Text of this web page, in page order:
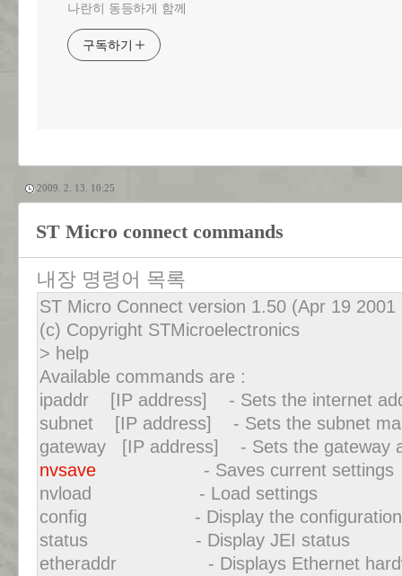
나란히 동등하게 함께
구독하기
2009. 2. 13. 10:25
ST Micro connect commands
내장 명령어 목록
ST Micro Connect version 1.50 (Apr 19 2001
(c) Copyright STMicroelectronics
> help
Available commands are :
ipaddr [IP address] - Sets the internet
subnet [IP address] - Sets the subnet
gateway [IP address] - Sets the gateway
nvsave - Saves current settings
nvload - Load settings
config - Display the configuration
status - Display JEI status
etheraddr - Displays Ethernet